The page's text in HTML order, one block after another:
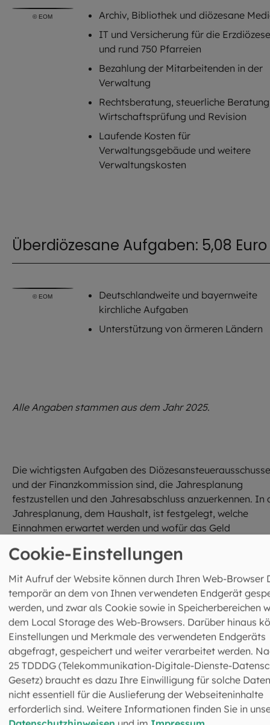
© EOM
Archiv, Bibliothek und diözesane
IT und Versicherung für die Erzdiözese
und rund 750 Pfarreien
Bezahlung der Mitarbeitenden in der
Verwaltung
Rechtsberatung, steuerliche
Wirtschaftsprüfung und Revision
Laufende Kosten für
Verwaltungsgebäude und weitere
Verwaltungskosten
Überdiözesane Aufgaben: 5,08 Euro
© EOM
Deutschlandweite und bayernweite
kirchliche Aufgaben
Unterstützung von ärmeren Ländern
Alle Angaben stammen aus dem Jahr 2025.
Die wichtigsten Aufgaben des
und der Finanzkommission sind, die Jahresplanung
festzustellen und den Jahresabschluss anzuerkennen. In
Jahresplanung, dem Haushalt, ist festgelegt, welche
Einnahmen erwartet werden und wofür das Geld
Ökonom der Erzdiözese, dafür verantwortlich, dass die
wurde.
Der Finanzdirektor legt über seine Arbeit Rechenschaft
indem er einen Jahresabschluss nach den strengen
gesetzlichen Regelungen des Handelsgesetzbuchs für
große Kapitalgesellschaften erstellt. Dieser muss
durch Diözesansteuerausschuss und Finanzkommission
geprüft und anerkannt werden. Haushalt und
Jahresabschluss werden transparent veröffentlicht, so
sich alle Interessierten über die Herkunft und
Cookie-Einstellungen
Mit Aufruf der Website können durch Ihren Web-Browser
temporär an dem von Ihnen verwendeten Endgerät
werden, und zwar als Cookie sowie in Speicherbereichen
dem Local Storage des Web-Browsers. Darüber hinaus
Einstellungen und Merkmale des verwendeten Endgeräts
abgefragt, gespeichert und weiter verarbeitet werden.
25 TDDDG (Telekommunikation-Digitale-Dienste-
Gesetz) braucht es dazu Ihre Einwilligung für solche
nicht essentiell für die Auslieferung der Webseiteninhalte
erforderlich sind. Weitere Informationen finden Sie in